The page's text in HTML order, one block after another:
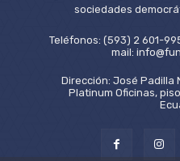
sociedades
Teléfonos: (593) 2 601-
mail:
Dirección: José Padilla
Platinum Oficinas,